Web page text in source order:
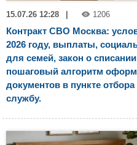
15.07.26 12:28 1206
Контракт СВО Москва:
2026 году, выплаты,
для семей, закон о
пошаговый алгоритм
документов в пункте
службу.